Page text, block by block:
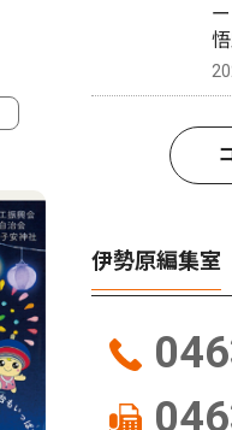
悟
伊勢原編集室